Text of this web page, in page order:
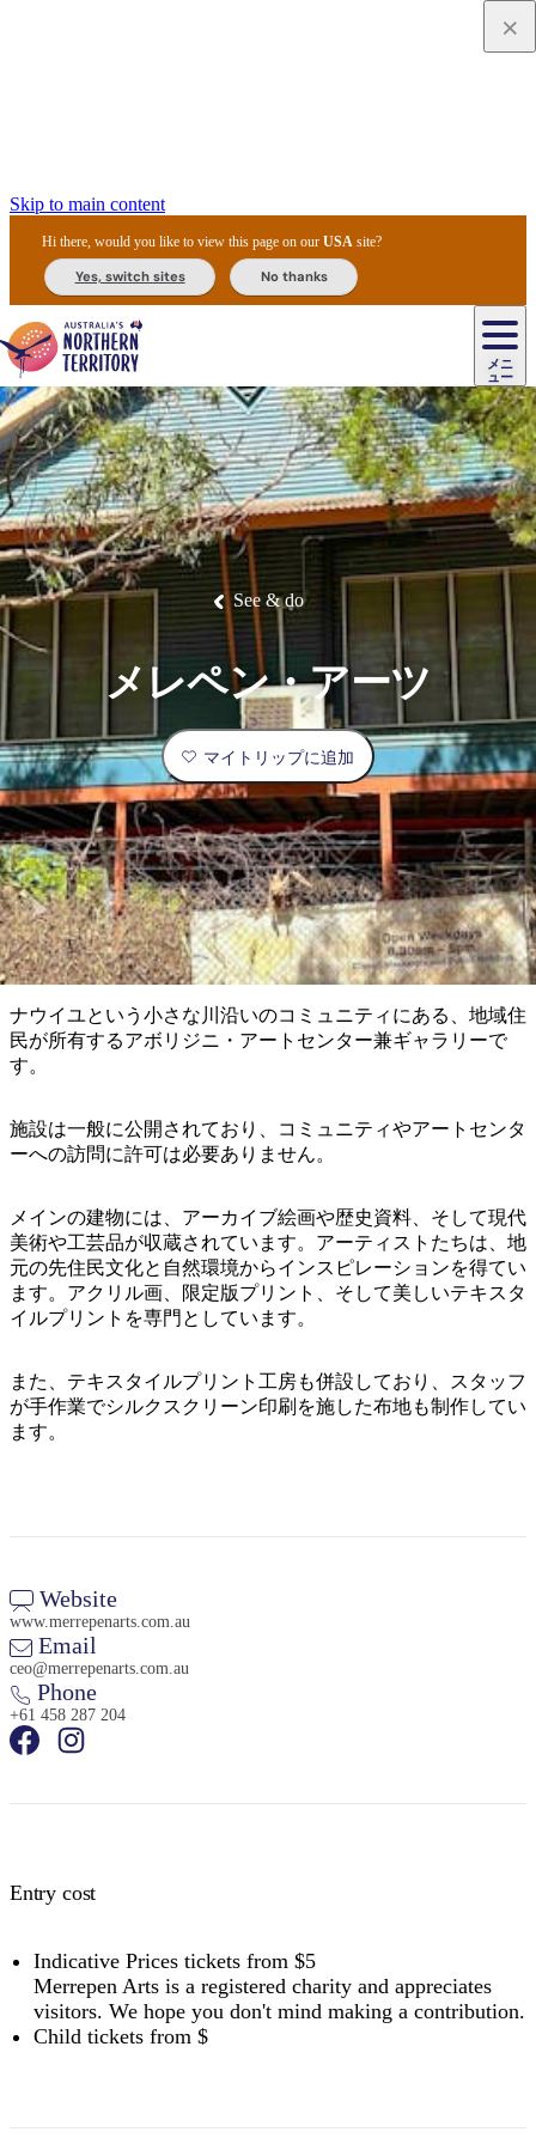
Skip to main content
Hi there, would you like to view this page on ourUSA site?
Yes, switch sites No thanks
メニ
ュー
メ
イ
ン
ナ
ビ
ー
シ
ョ
ン
エ
リ
ア
最
も
人
気
高
い
場
所
ア
ウ
ト
バ
と
ア
ト
ド
ア
地
域
ア
ー
ズ
ロ
ッ
ク
ダ
ー
ウ
ィ
ン
リ
ス
ス
プ
リ
ン
グ
ズ
カ
カ
ド
ゥ
国
立
公
園
チ
フ
ィ
ー
ル
ド
国
立
公
園
ワ
タ
ル
カ
国
立
公
園
テ
ィ
ウ
ィ
諸
島
ニ
ト
ミ
ル
ク
国
立
公
園
ル
ル
/
デ
ビ
ル
ズ・
マ
ー
ブ
ル
ズ
保
護
区
ジ
ジ
ャ/
ウ
ェ
ス
ト
マ
ク
ド
ネ
ル
国
立
公
園
ク
テ
ビ
テ
ィ
体
旅
行
タ
イ
プ
現
し
た
こ
と
住
民
文
化
体
験
ド
＆
ド
リ
ン
ク
ィ
バ
ル
と
イ
ベ
ン
ト
ア・
ア
ク
テ
ィ
ビ
テ
ィ
自
然
と
野
生
生
物
歴
史
と
伝
統
釣
り
ラ
グ
ジ
ュ
ア
リ
ー
な
体
験
キ
ャ
ン
ピ
ン
グ
&
グ
ラ
ン
ピ
ン
グ
旅
の
コ
ツ
旅
る
計
と
予
約
実
用
的
な
情
計
ツ
ー
ル
宿
泊
施
設
ド
同
行
ツ
ア
ー
通
機
関
＆
レ
ン
タ
ル
プ
ラ
ン
＆
オ
フ
ァ
ー
See & do
メレペン・アーツ
マイトリップに追加
ナウイユという小さな川沿いのコミュニティにある、地域住
民が所有するアボリジニ・アートセンター兼ギャラリーで
す。
施設は一般に公開されており、コミュニティやアートセンタ
ーへの訪問に許可は必要ありません。
メインの建物には、アーカイブ絵画や歴史資料、そして現代
美術や工芸品が収蔵されています。アーティストたちは、地
元の先住民文化と自然環境からインスピレーションを得てい
ます。アクリル画、限定版プリント、そして美しいテキスタ
イルプリントを専門としています。
また、テキスタイルプリント工房も併設しており、スタッフ
が手作業でシルクスクリーン印刷を施した布地も制作してい
ます。
Website
www.merrepenarts.com.au
Email
ceo@merrepenarts.com.au
Phone
+61 458 287 204
Entry cost
Indicative Prices tickets from $5
Merrepen Arts is a registered charity and appreciates
visitors. We hope you don't mind making a contribution.
Child tickets from $